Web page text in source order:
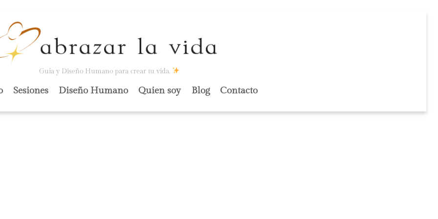
Guía y Diseño Humano para crear tu vida.
Sesiones Diseño Humano Quien soy Blog Contacto